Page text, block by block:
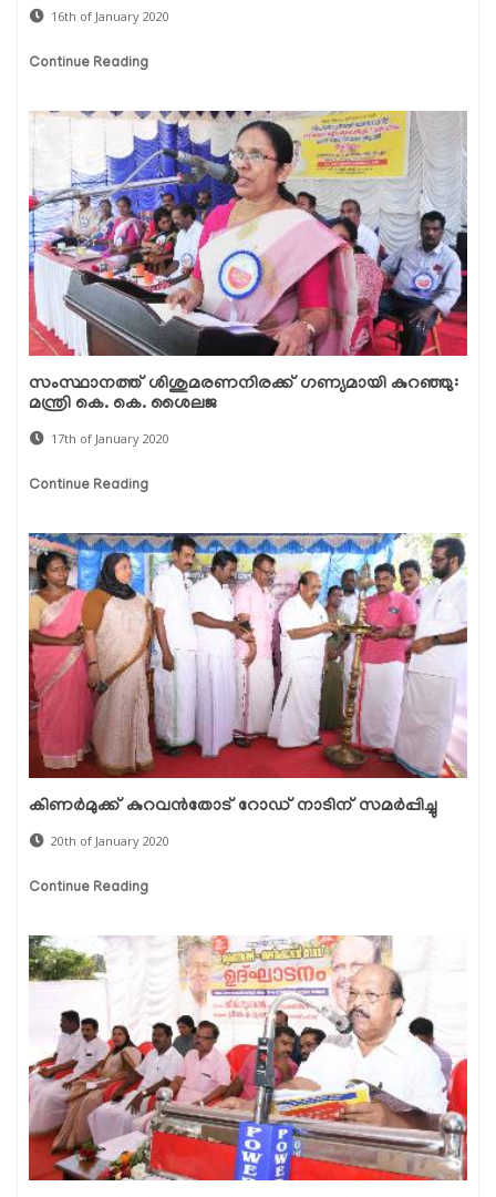
16th of January 2020
Continue Reading
സംസ്ഥാനത്ത് ശിശുമരണനിരക്ക് ഗണ്യമായി കുറഞ്ഞു:
മന്ത്രി കെ. കെ. ശൈലജ
17th of January 2020
Continue Reading
കിണര്‍മുക്ക് കുറവന്‍തോട് റോഡ് നാടിന് സമര്‍പ്പിച്ചു
20th of January 2020
Continue Reading